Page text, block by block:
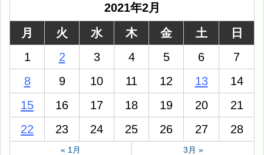
2021年2月
月
火 水 木 金 土
日
1
2 3 4 5 6
7
8
9 10 11 12 13
14
15
16 17 18 19 20
21
22
23 24 25 26 27 28
« 1月 3月 »